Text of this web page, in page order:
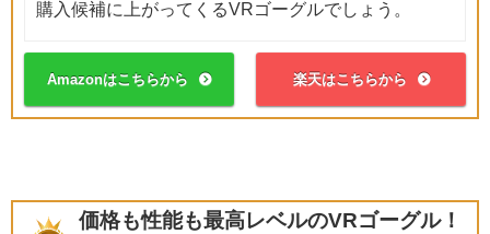
購入候補に上がってくるVRゴーグルでしょう。
Amazonはこちらから 楽天はこちらから
価格も性能も最高レベルのVRゴーグル！